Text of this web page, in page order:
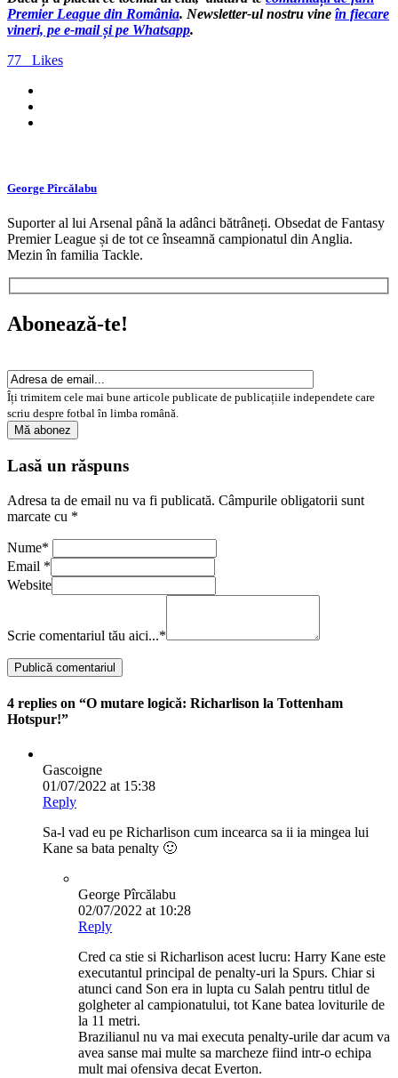
Premier League din România. Newsletter-ul nostru vine în fiecare
vineri, pe e-mail și pe Whatsapp.
77
Likes
George Pîrcălabu
Suporter al lui Arsenal până la adânci bătrâneți. Obsedat de Fantasy
Premier League și de tot ce înseamnă campionatul din Anglia.
Mezin în familia Tackle.
Abonează-te!
Îți trimitem cele mai bune articole publicate de publicațiile independete care
scriu despre fotbal în limba română.
Lasă un răspuns
Adresa ta de email nu va fi publicată. Câmpurile obligatorii sunt
marcate cu *
Nume*
Email *
Website
Scrie comentariul tău aici...*
4 replies on “O mutare logică: Richarlison la Tottenham
Hotspur!”
Gascoigne
01/07/2022 at 15:38
Reply
Sa-l vad eu pe Richarlison cum incearca sa ii ia mingea lui
Kane sa bata penalty 🙂
George Pîrcălabu
02/07/2022 at 10:28
Reply
Cred ca stie si Richarlison acest lucru: Harry Kane este
executantul principal de penalty-uri la Spurs. Chiar si
atunci cand Son era in lupta cu Salah pentru titlul de
golgheter al campionatului, tot Kane batea loviturile de
la 11 metri.
Brazilianul nu va mai executa penalty-urile dar acum va
avea sanse mai multe sa marcheze fiind intr-o echipa
mult mai ofensiva decat Everton.